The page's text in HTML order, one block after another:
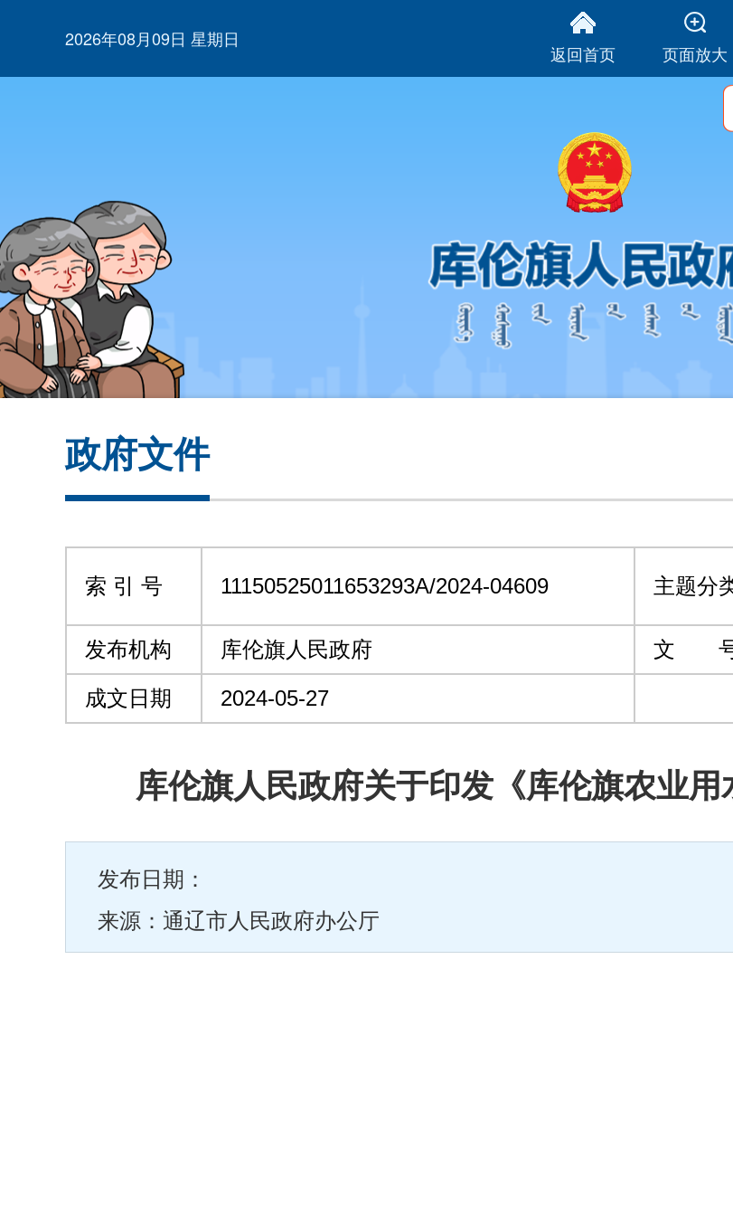
2026年08月09日 星期日
返回首页 页面放大
政府文件
索 引 号 11150525011653293A/2024-04609 主题分
发布机构
库伦旗人民政府 文
成文日期
2024-05-27
库伦旗人民政府关于印发《库伦旗农业
发布日期：
来源：通辽市人民政府办公厅